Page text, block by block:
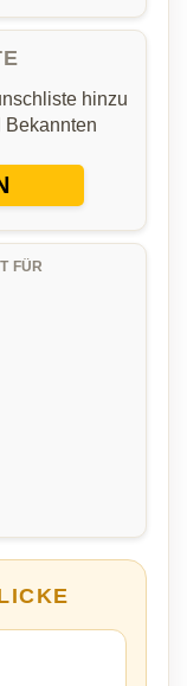
hinzu
Bekannten
FÜR